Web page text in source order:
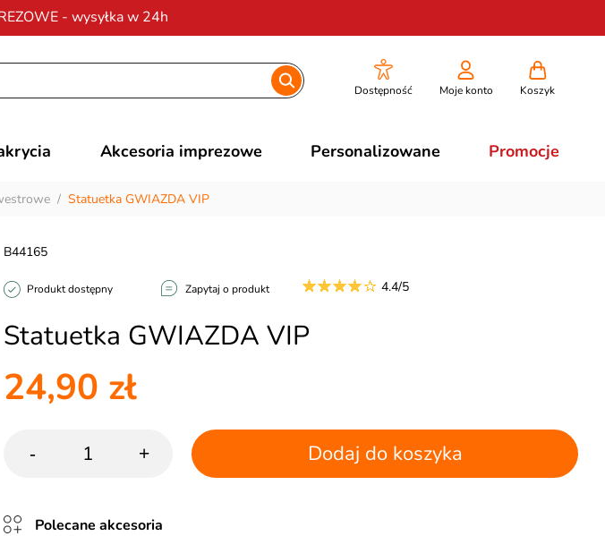
- wysyłka w 24h
zamówienia od 200 zł
Dostępność Moje konto Koszyk
Akcesoria imprezowe Personalizowane Promocje
/ Statuetka GWIAZDA VIP
Statuetka GWIAZDA VIP
B44165
Produkt dostępny Zapytaj o produkt 4.4/5
24,90 zł
- + Dodaj do koszyka
Polecane akcesoria